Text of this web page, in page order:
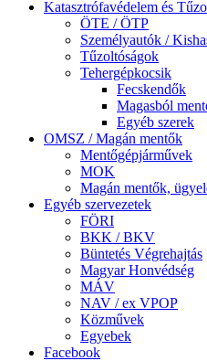
Katasztrófavédelem és
ÖTE / ÖTP
Személyautók /
Tűzoltóságok
Tehergépkocsik
Fecskendők
Magasból
Egyéb szerek
OMSZ / Magán mentők
Mentőgépjárművek
MOK
Magán mentők,
Egyéb szervezetek
FÖRI
BKK / BKV
Büntetés Végrehajtás
Magyar Honvédség
MÁV
NAV / ex VPOP
Közművek
Egyebek
Facebook